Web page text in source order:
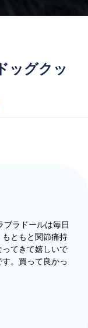
ッグクッ
ブラドールは毎日
ともと関節痛持
てきて嬉しいで
。買って良かっ